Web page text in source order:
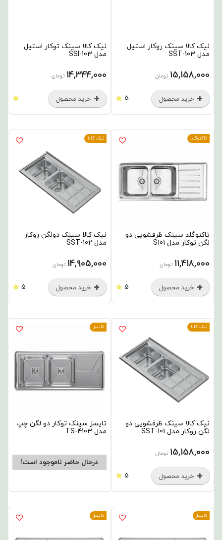
نیک کالا سینک روکار استیل
مدل SST-103
15,158,000 تومان
خرید محصول 5
نیک کالا سینک توکار استیل
مدل SSI-103
14,344,000 تومان
خرید محصول
تاکنوگلد
تاکنوگلد سینک ظرفشویی دو
لگن توکار مدل S101
11,418,000 تومان
خرید محصول 5
نیک کالا
نیک کالا سینک دولگن روکار
مدل SST-102
14,905,000 تومان
خرید محصول 5
نیک کالا
نیک کالا سینک ظرفشویی دو
لگن روکار مدل SST-101
15,158,000 تومان
خرید محصول 5
تایسز
تایسز سینک توکار دو لگن چپ
مدل TS-4103
درحال حاضر ناموجود است!
تایسز تایسز